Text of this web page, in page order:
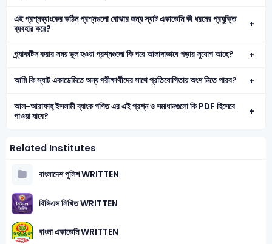
এই প্রশ্নব্যাংকের কঠিন প্রশ্নগুলো বোঝার জন্য স্যাট একাডেমি কী ধরনের প্রযুক্তি
ব্যবহার করে?
প্র্যাকটিস করার সময় ভুল হওয়া প্রশ্নগুলো কি পরে আলাদাভাবে পড়ার সুযোগ আছে?
আমি কি স্যাট একাডেমিতে অন্য পরীক্ষার্থীদের সাথে প্রতিযোগিতায় অংশ নিতে পারব?
আল-আরাফাহ্ ইসলামী ব্যাংক গণিত এর এই প্রশ্ন ও সমাধানগুলো কি PDF হিসেবে
পাওয়া যাবে?
Related Institutes
বাংলাদেশ পুলিশ WRITTEN
বিসিএস লিখিত WRITTEN
বাংলা একাডেমি WRITTEN